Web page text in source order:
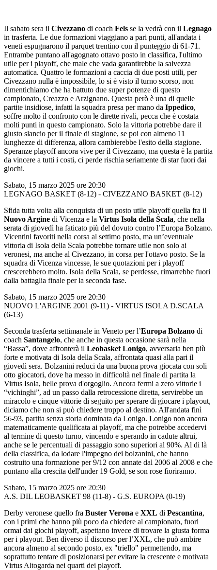
Il sabato sera il Civezzano di coach Fels se la vedrà con il Legnago
in trasferta. Le due formazioni viaggiano a pari punti, all'andata i
veneti espugnarono il parquet trentino con il punteggio di 61-71.
Entrambe puntano all'agognato ottavo posto in classifica, l'ultimo
utile per i playoff, che male che vada garantirebbe la salvezza
automatica. Quattro le formazioni a caccia di due posti utili, per
Civezzano nulla è impossibile, lo si è visto il turno scorso, non
dimentichiamo che ha battuto due super potenze di questo
campionato, Creazzo e Arzignano. Questa però è una di quelle
partite insidiose, infatti la squadra presa per mano da Ippedico,
soffre molto il confronto con le dirette rivali, pecca che è costata
molti punti in questo campionato. Solo la vittoria potrebbe dare il
giusto slancio per il finale di stagione, se poi con almeno 11
lunghezze di differenza, allora cambierebbe l'esito della stagione.
Speranze playoff ancora vive per il Civezzano, ma questa è la partita
da vincere a tutti i costi, ci perde rischia seriamente di star fuori dai
giochi.
Sabato, 15 marzo 2025 ore 20:30
LEGNAGO BASKET (8-12) - CIVEZZANO BASKET (8-12)
Sfida tutta volta alla conquista di un posto utile playoff quella fra il
Nuovo Argine di Vicenza e la Virtus Isola della Scala, che nella
serata di giovedì ha faticato più del dovuto contro l’Europa Bolzano.
Vicentini favoriti nella corsa al settimo posto, ma un’eventuale
vittoria di Isola della Scala potrebbe tornare utile non solo ai
veronesi, ma anche al Civezzano, in corsa per l'ottavo posto. Se la
squadra di Vicenza vincesse, le sue quotazioni per i playoff
crescerebbero molto. Isola della Scala, se perdesse, rimarrebbe fuori
dalla battaglia finale per la seconda fase.
Sabato, 15 marzo 2025 ore 20:30
NUOVO L'ARGINE 2001 (9-11) - VIRTUS ISOLA D.SCALA
(6-13)
Seconda trasferta settimanale in Veneto per l’Europa Bolzano di
coach Santangelo, che anche in questa occasione sarà nella
“Bassa”, dove affronterà il Leobasket Lonigo, avversaria ben più
forte e motivata di Isola della Scala, affrontata quasi alla pari il
giovedì sera. Bolzanini reduci da una buona prova giocata con soli
otto giocatori, dove ha messo in difficoltà nel finale di partita la
Virtus Isola, belle prova d'orgoglio. Ancora fermi a zero vittorie i
“vichinghi”, ad un passo dalla retrocessione diretta, servirebbe un
miracolo e cinque vittorie di seguito per sperare di giocare i playout,
diciamo che non si può chiedere troppo al destino. All'andata finì
56-93, partita senza storia dominata da Lonigo. Lonigo non ancora
matematicamente qualificata ai playoff, ma che potrebbe accedervi
al termine di questo turno, vincendo e sperando in cadute altrui,
anche se le percentuali di passaggio sono superiori al 90%. Al di là
della classifica, da lodare l'impegno dei bolzanini, che hanno
costruito una formazione per 9/12 con annate dal 2006 al 2008 e che
puntano alla crescita dell'under 19 Gold, se son rose fioriranno.
Sabato, 15 marzo 2025 ore 20:30
A.S. DIL LEOBASKET 98 (11-8) - G.S. EUROPA (0-19)
Derby veronese quello fra Buster Verona e XXL di Pescantina,
con i primi che hanno più poco da chiedere al campionato, fuori
ormai dai giochi playoff, aspettano invece di trovare la giusta forma
per i playout. Ben diverso il discorso per l’XXL, che può ambire
ancora almeno al secondo posto, ex "triello" permettendo, ma
soprattutto tentare di posizionarsi per evitare la crescente e motivata
Virtus Altogarda nei quarti dei playoff.